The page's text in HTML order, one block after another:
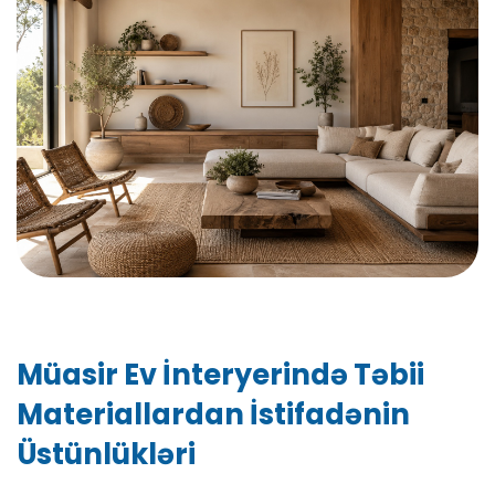
Müasir Ev İnteryerində Təbii
Materiallardan İstifadənin
Üstünlükləri